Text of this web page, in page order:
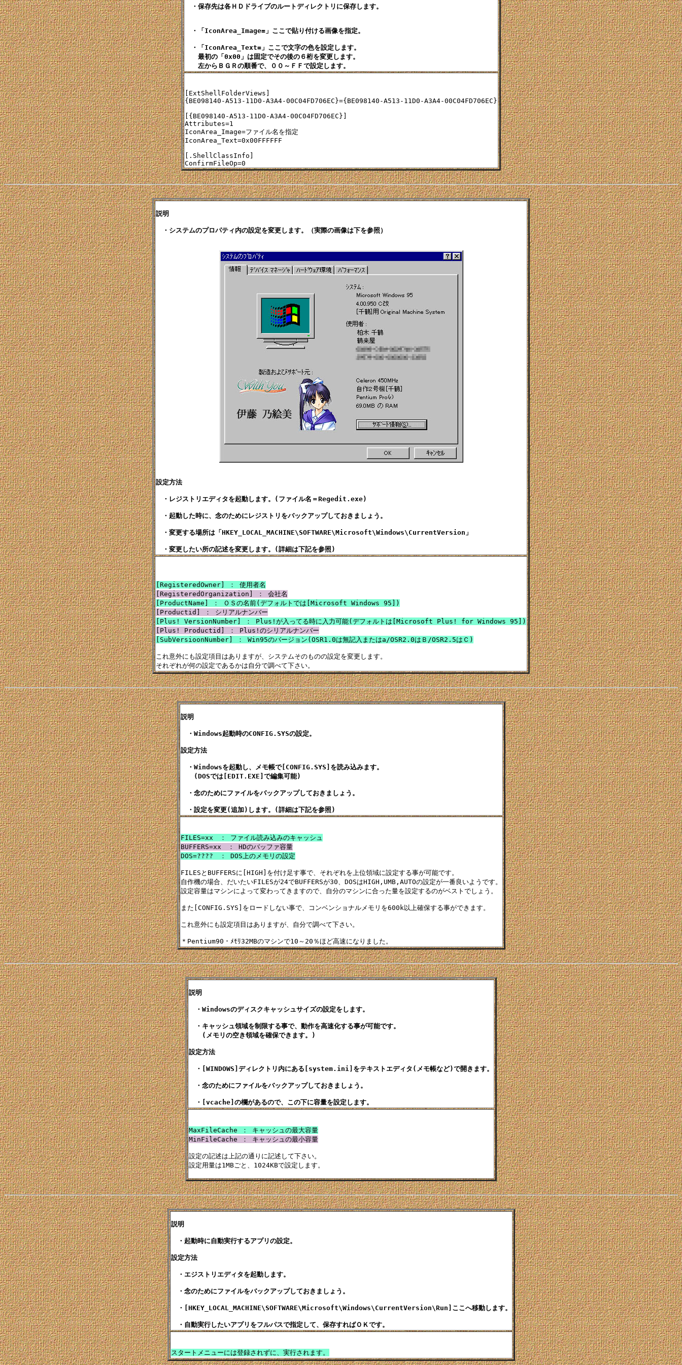
・保存先は各ＨＤドライブのルートディレクトリに保存します。
・「IconArea_Image=」ここで貼り付ける画像を指定。
・「IconArea_Text=」ここで文字の色を設定します。
最初の「0x00」は固定でその後の６桁を変更します。
[ExtShellFolderViews]
{BE098140-A513-11D0-A3A4-00C04FD706EC}={BE098140-A513-11D0-A3A4-00C04FD706EC}
[{BE098140-A513-11D0-A3A4-00C04FD706EC}]
Attributes=1
IconArea_Image=ファイル名を指定
IconArea_Text=0x00FFFFFF
[.ShellClassInfo]
説明
・システムのプロパティ内の設定を変更します。（実際の画像は下を参照）
設定方法
・レジストリエディタを起動します。(ファイル名＝Regedit.exe)
・起動した時に、念のためにレジストリをバックアップしておきましょう。
・変更する場所は「HKEY_LOCAL_MACHINE\SOFTWARE\Microsoft\Windows\CurrentVersion」
[RegisteredOwner] ： 使用者名
[RegisteredOrganization] ： 会社名
[ProductName] ： ＯＳの名前(デフォルトでは[Microsoft Windows 95])
[Productid] ： シリアルナンバー
[Plus! VersionNumber] ： Plus!が入ってる時に入力可能(デフォルトは[Microsoft Plus! for Windows 95])
[Plus! Productid] ： Plus!のシリアルナンバー
[SubVersioonNumber] ： Win95のバージョン(OSR1.0は無記入またはa/OSR2.0はＢ/OSR2.5はＣ)
これ意外にも設定項目はありますが、システムそのものの設定を変更します。
説明
・Windows起動時のCONFIG.SYSの設定。
設定方法
・Windowsを起動し、メモ帳で[CONFIG.SYS]を読み込みます。
(DOSでは[EDIT.EXE]で編集可能)
・念のためにファイルをバックアップしておきましょう。
FILES=xx　： ファイル読み込みのキャッシュ
BUFFERS=xx　： HDのバッファ容量
DOS=????　： DOS上のメモリの設定
FILESとBUFFERSに[HIGH]を付け足す事で、それぞれを上位領域に設定する事が可能です。
自作機の場合、だいたいFILESが24でBUFFERSが30、DOSはHIGH,UMB,AUTOの設定が一番良いようです。
設定容量はマシンによって変わってきますので、自分のマシンに合った量を設定するのがベストでしょう。
また[CONFIG.SYS]をロードしない事で、コンベンショナルメモリを600k以上確保する事ができます。
これ意外にも設定項目はありますが、自分で調べて下さい。
説明
・Windowsのディスクキャッシュサイズの設定をします。
・キャッシュ領域を制限する事で、動作を高速化する事が可能です。
(メモリの空き領域を確保できます。)
設定方法
・[WINDOWS]ディレクトリ内にある[system.ini]をテキストエディタ(メモ帳など)で開きます。
・念のためにファイルをバックアップしておきましょう。
MaxFileCache ： キャッシュの最大容量
MinFileCache ： キャッシュの最小容量
設定の記述は上記の通りに記述して下さい。
設定用量は1MBごと、1024KBで設定します。
説明
・起動時に自動実行するアプリの設定。
設定方法
・エジストリエディタを起動します。
・念のためにファイルをバックアップしておきましょう。
・[HKEY_LOCAL_MACHINE\SOFTWARE\Microsoft\Windows\CurrentVersion\Run]ここへ移動します。
スタートメニューには登録されずに、実行されます。